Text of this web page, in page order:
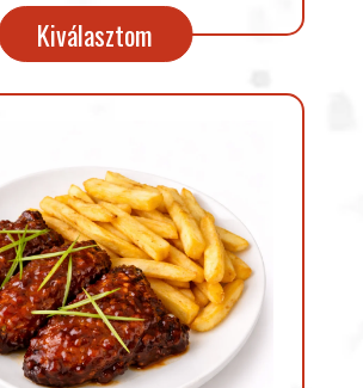
Kiválasztom